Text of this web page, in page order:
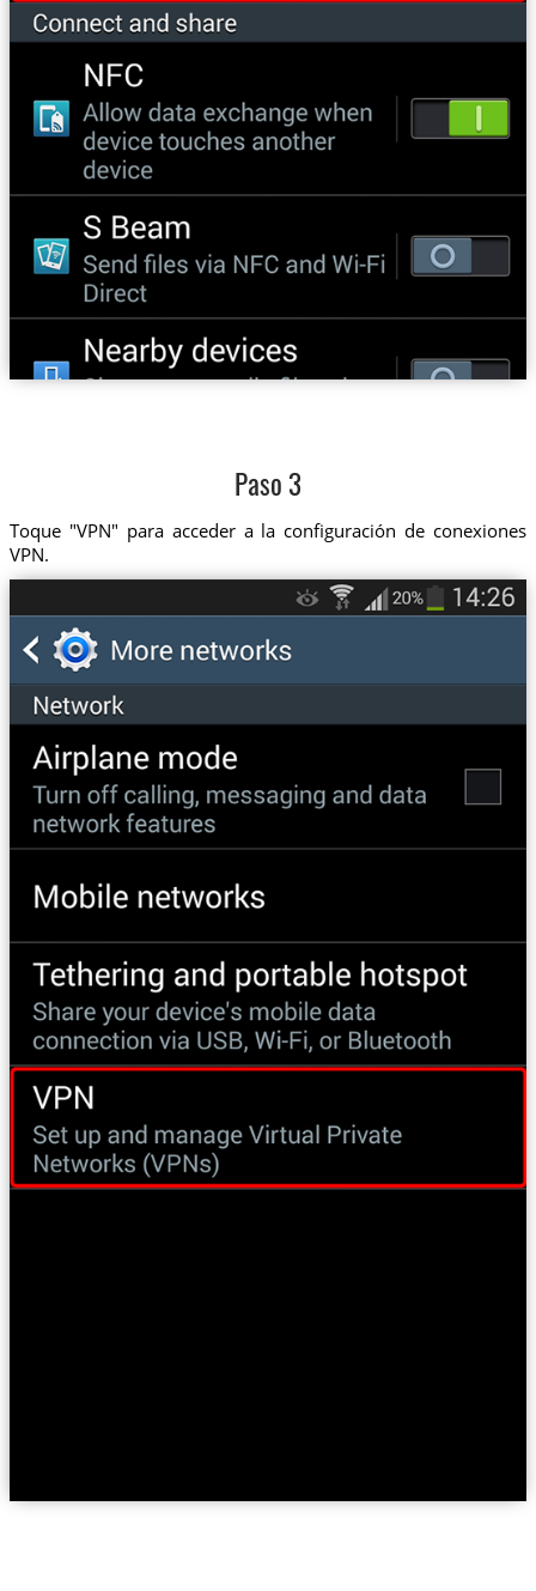
Paso 3
Toque "VPN" para acceder a la configuración de conexiones
VPN.